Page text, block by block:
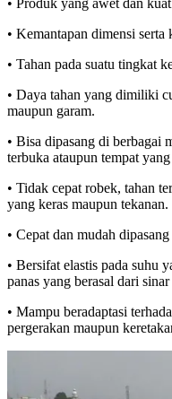
• Produk yang awet dan
• Kemantapan dimensi
• Tahan pada suatu tingkat
• Daya tahan yang dimiliki
maupun garam.
• Bisa dipasang di berbagai
terbuka ataupun tempat
• Tidak cepat robek, tahan
yang keras maupun tekanan.
• Cepat dan mudah
• Bersifat elastis pada suhu
panas yang berasal dari
• Mampu beradaptasi
pergerakan maupun